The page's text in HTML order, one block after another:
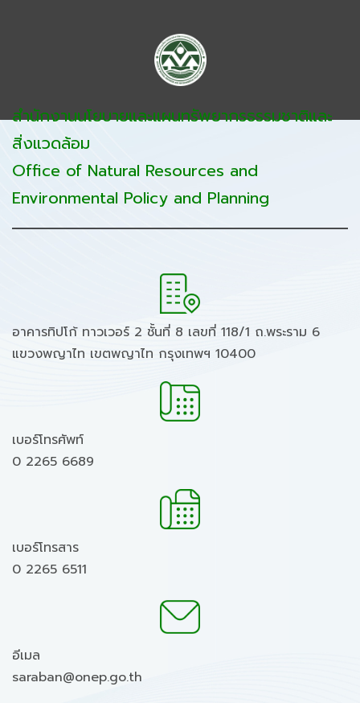
สำนักงานนโยบายและแผนทรัพยากรธรรมชาติและ
สิ่งแวดล้อม
Office of Natural Resources and
Environmental Policy and Planning
อาคารทิปโก้ ทาวเวอร์ 2 ชั้นที่ 8 เลขที่ 118/1 ถ.พระราม 6
แขวงพญาไท เขตพญาไท กรุงเทพฯ 10400
เบอร์โทรศัพท์
0 2265 6689
เบอร์โทรสาร
0 2265 6511
อีเมล
saraban@onep.go.th